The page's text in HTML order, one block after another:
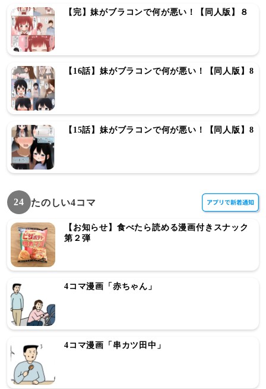
【完】妹がブラコンで何が悪い！【同人版】８
【16話】妹がブラコンで何が悪い！【同人版】8
【15話】妹がブラコンで何が悪い！【同人版】8
24 たのしい4コマ
【お知らせ】食べたら読める漫画付きスナック
第２弾
4コマ漫画「赤ちゃん」
4コマ漫画「串カツ田中」